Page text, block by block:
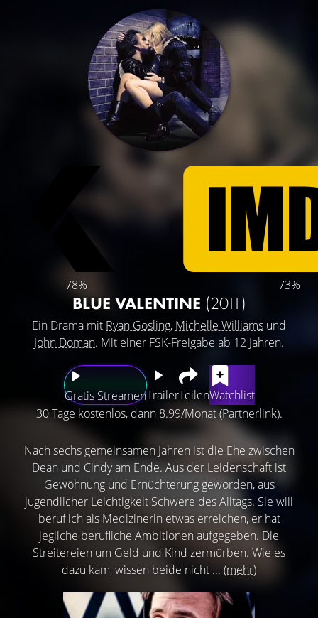
78% 73%
BLUE VALENTINE (2011)
Ein Drama mit Ryan Gosling, Michelle Williams und
John Doman. Mit einer FSK-Freigabe ab 12 Jahren.
Gratis StreamenTrailerTeilenWatchlist
30 Tage kostenlos, dann 8.99/Monat (Partnerlink).
Nach sechs gemeinsamen Jahren ist die Ehe zwischen
Dean und Cindy am Ende. Aus der Leidenschaft ist
Gewöhnung und Ernüchterung geworden, aus
jugendlicher Leichtigkeit Schwere des Alltags. Sie will
beruflich als Medizinerin etwas erreichen, er hat
jegliche berufliche Ambitionen aufgegeben. Die
Streitereien um Geld und Kind zermürben. Wie es
dazu kam, wissen beide nicht ... (mehr)